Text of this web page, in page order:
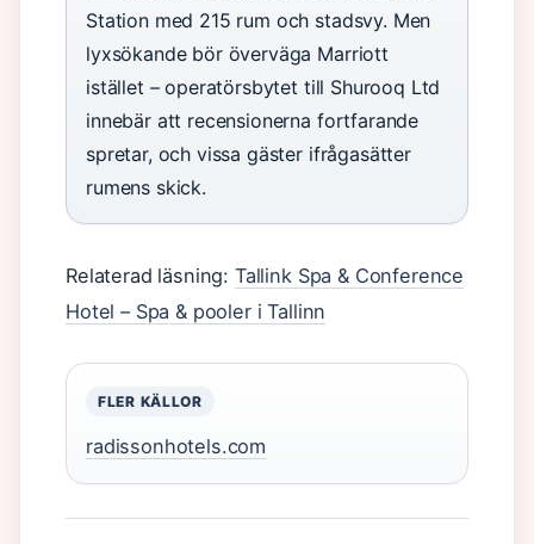
Station med 215 rum och stadsvy. Men
lyxsökande bör överväga Marriott
istället – operatörsbytet till Shurooq Ltd
innebär att recensionerna fortfarande
spretar, och vissa gäster ifrågasätter
rumens skick.
Relaterad läsning: Tallink Spa & Conference
Hotel – Spa & pooler i Tallinn
FLER KÄLLOR
radissonhotels.com